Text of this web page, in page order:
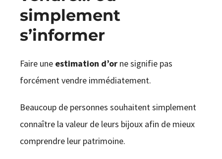
simplement
s’informer
Faire une estimation d’orne signifie pas
forcément vendre immédiatement.
Beaucoup de personnes souhaitent simplement
connaître la valeur de leurs bijoux afin de mieux
comprendre leur patrimoine.